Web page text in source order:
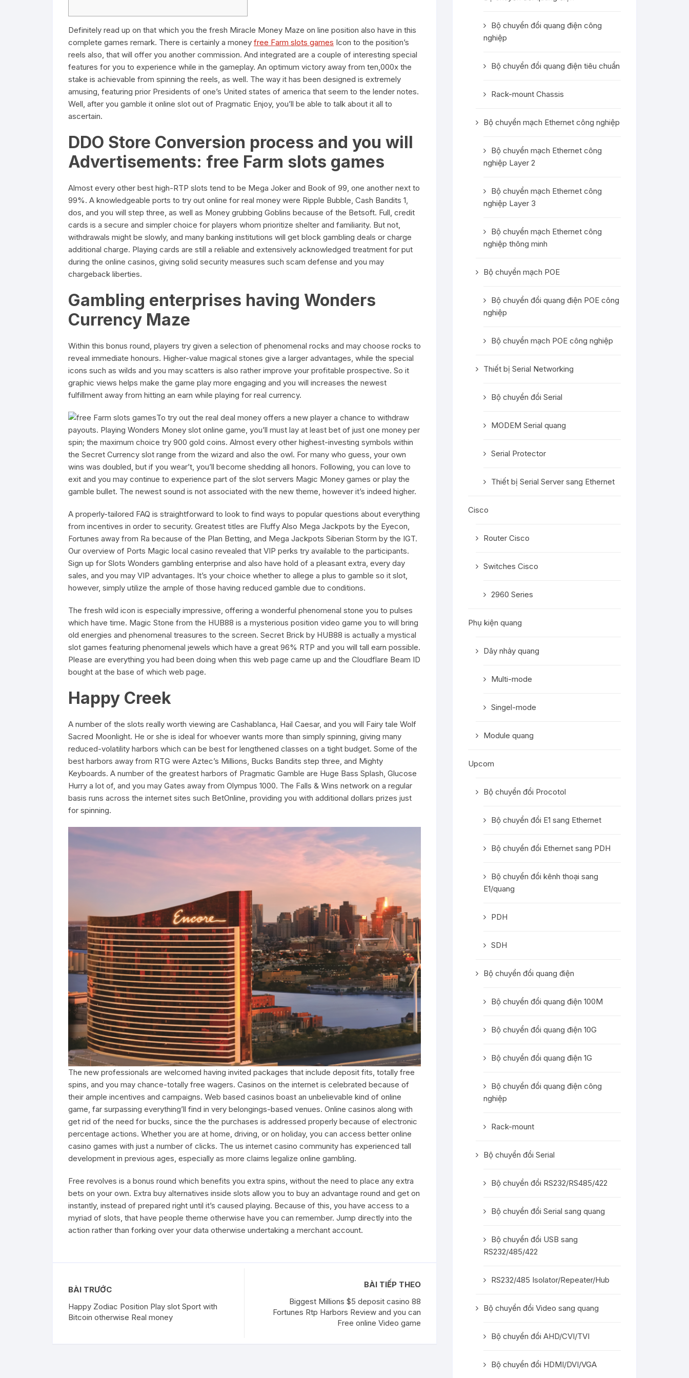
Definitely read up on that which you the fresh Miracle Money Maze on line position also have in this
complete games remark. There is certainly a money free Farm slots games Icon to the position’s
reels also, that will offer you another commission. And integrated are a couple of interesting special
features for you to experience while in the gameplay. An optimum victory away from ten,000x the
stake is achievable from spinning the reels, as well. The way it has been designed is extremely
amusing, featuring prior Presidents of one’s United states of america that seem to the lender notes.
Well, after you gamble it online slot out of Pragmatic Enjoy, you’ll be able to talk about it all to
ascertain.
DDO Store Conversion process and you will
Advertisements: free Farm slots games
Almost every other best high-RTP slots tend to be Mega Joker and Book of 99, one another next to
99%. A knowledgeable ports to try out online for real money were Ripple Bubble, Cash Bandits 1,
dos, and you will step three, as well as Money grubbing Goblins because of the Betsoft. Full, credit
cards is a secure and simpler choice for players whom prioritize shelter and familiarity. But not,
withdrawals might be slowly, and many banking institutions will get block gambling deals or charge
additional charge. Playing cards are still a reliable and extensively acknowledged treatment for put
during the online casinos, giving solid security measures such scam defense and you may
chargeback liberties.
Gambling enterprises having Wonders
Currency Maze
Within this bonus round, players try given a selection of phenomenal rocks and may choose rocks to
reveal immediate honours. Higher-value magical stones give a larger advantages, while the special
icons such as wilds and you may scatters is also rather improve your profitable prospective. So it
graphic views helps make the game play more engaging and you will increases the newest
fulfillment away from hitting an earn while playing for real currency.
To try out the real deal money offers a new player a chance to withdraw
payouts. Playing Wonders Money slot online game, you’ll must lay at least bet of just one money per
spin; the maximum choice try 900 gold coins. Almost every other highest-investing symbols within
the Secret Currency slot range from the wizard and also the owl. For many who guess, your own
wins was doubled, but if you wear’t, you’ll become shedding all honors. Following, you can love to
exit and you may continue to experience part of the slot servers Magic Money games or play the
gamble bullet. The newest sound is not associated with the new theme, however it’s indeed higher.
A properly-tailored FAQ is straightforward to look to find ways to popular questions about everything
from incentives in order to security. Greatest titles are Fluffy Also Mega Jackpots by the Eyecon,
Fortunes away from Ra because of the Plan Betting, and Mega Jackpots Siberian Storm by the IGT.
Our overview of Ports Magic local casino revealed that VIP perks try available to the participants.
Sign up for Slots Wonders gambling enterprise and also have hold of a pleasant extra, every day
sales, and you may VIP advantages. It’s your choice whether to allege a plus to gamble so it slot,
however, simply utilize the ample of those having reduced gamble due to conditions.
The fresh wild icon is especially impressive, offering a wonderful phenomenal stone you to pulses
which have time. Magic Stone from the HUB88 is a mysterious position video game you to will bring
old energies and phenomenal treasures to the screen. Secret Brick by HUB88 is actually a mystical
slot games featuring phenomenal jewels which have a great 96% RTP and you will tall earn possible.
Please are everything you had been doing when this web page came up and the Cloudflare Beam ID
bought at the base of which web page.
Happy Creek
A number of the slots really worth viewing are Cashablanca, Hail Caesar, and you will Fairy tale Wolf
Sacred Moonlight. He or she is ideal for whoever wants more than simply spinning, giving many
reduced-volatility harbors which can be best for lengthened classes on a tight budget. Some of the
best harbors away from RTG were Aztec’s Millions, Bucks Bandits step three, and Mighty
Keyboards. A number of the greatest harbors of Pragmatic Gamble are Huge Bass Splash, Glucose
Hurry a lot of, and you may Gates away from Olympus 1000. The Falls & Wins network on a regular
basis runs across the internet sites such BetOnline, providing you with additional dollars prizes just
for spinning.
The new professionals are welcomed having invited packages that include deposit fits, totally free
spins, and you may chance-totally free wagers. Casinos on the internet is celebrated because of
their ample incentives and campaigns. Web based casinos boast an unbelievable kind of online
game, far surpassing everything’ll find in very belongings-based venues. Online casinos along with
get rid of the need for bucks, since the the purchases is addressed properly because of electronic
percentage actions. Whether you are at home, driving, or on holiday, you can access better online
casino games with just a number of clicks. The us internet casino community has experienced tall
development in previous ages, especially as more claims legalize online gambling.
Free revolves is a bonus round which benefits you extra spins, without the need to place any extra
bets on your own. Extra buy alternatives inside slots allow you to buy an advantage round and get on
instantly, instead of prepared right until it’s caused playing. Because of this, you have access to a
myriad of slots, that have people theme otherwise have you can remember. Jump directly into the
action rather than forking over your data otherwise undertaking a merchant account.
BÀI TRƯỚC
Happy Zodiac Position Play slot Sport with
Bitcoin otherwise Real money
BÀI TIẾP THEO
Biggest Millions $5 deposit casino 88
Fortunes Rtp Harbors Review and you can
Free online Video game
Bộ chuyển đổi quang điện công
nghiệp
Bộ chuyển đổi quang điện tiêu chuẩn
Rack-mount Chassis
Bộ chuyển mạch Ethernet công nghiệp
Bộ chuyển mạch Ethernet công
nghiệp Layer 2
Bộ chuyển mạch Ethernet công
nghiệp Layer 3
Bộ chuyển mạch Ethernet công
nghiệp thông minh
Bộ chuyển mạch POE
Bộ chuyển đổi quang điện POE công
nghiệp
Bộ chuyển mạch POE công nghiệp
Thiết bị Serial Networking
Bộ chuyển đổi Serial
MODEM Serial quang
Serial Protector
Thiết bị Serial Server sang Ethernet
Cisco
Router Cisco
Switches Cisco
2960 Series
Phụ kiện quang
Dây nhảy quang
Multi-mode
Singel-mode
Module quang
Upcom
Bộ chuyển đổi Procotol
Bộ chuyển đổi E1 sang Ethernet
Bộ chuyển đổi Ethernet sang PDH
Bộ chuyển đổi kênh thoại sang
E1/quang
PDH
SDH
Bộ chuyển đổi quang điện
Bộ chuyển đổi quang điện 100M
Bộ chuyển đổi quang điện 10G
Bộ chuyển đổi quang điện 1G
Bộ chuyển đổi quang điện công
nghiệp
Rack-mount
Bộ chuyển đổi Serial
Bộ chuyển đổi RS232/RS485/422
Bộ chuyển đổi Serial sang quang
Bộ chuyển đổi USB sang
RS232/485/422
RS232/485 Isolator/Repeater/Hub
Bộ chuyển đổi Video sang quang
Bộ chuyển đổi AHD/CVI/TVI
Bộ chuyển đổi HDMI/DVI/VGA